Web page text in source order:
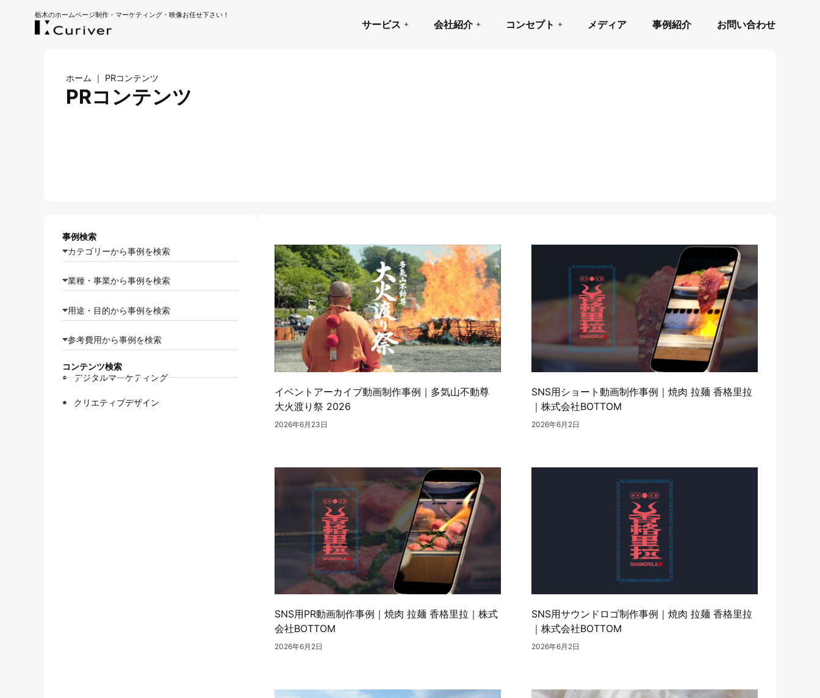
栃木のホームページ制作・マーケティング・映像お任せ下さい！
サービス 会社紹介 コンセプト メディア 事例紹介 お問い合わせ
ホーム ｜ PRコンテンツ
PRコンテンツ
事例検索
カテゴリーから事例を検索
業種・事業から事例を検索
用途・目的から事例を検索
参考費用から事例を検索
コンテンツ検索
デジタルマーケティング
クリエティブデザイン
イベントアーカイブ動画制作事例｜多気山不動尊
大火渡り祭 2026
2026年6月23日
SNS用ショート動画制作事例｜焼肉 拉麺 香格里拉
｜株式会社BOTTOM
2026年6月2日
SNS用PR動画制作事例｜焼肉 拉麺 香格里拉｜株式
会社BOTTOM
2026年6月2日
SNS用サウンドロゴ制作事例｜焼肉 拉麺 香格里拉
｜株式会社BOTTOM
2026年6月2日